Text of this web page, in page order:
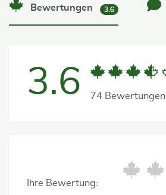
Bewertungen 3.6
3.6 74 Bewertungen
Ihre Bewertung: